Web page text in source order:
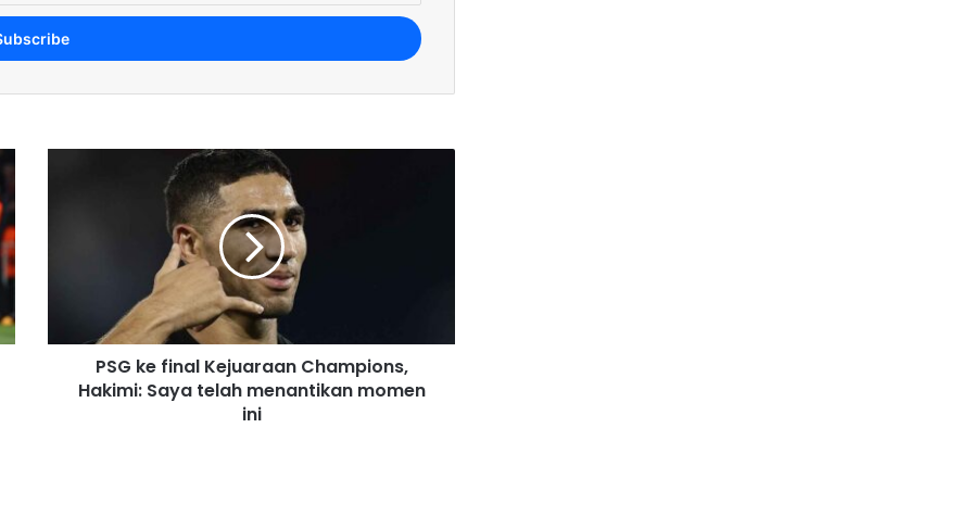
PSG ke final Kejuaraan Champions,
Hakimi: Saya telah menantikan momen
ini